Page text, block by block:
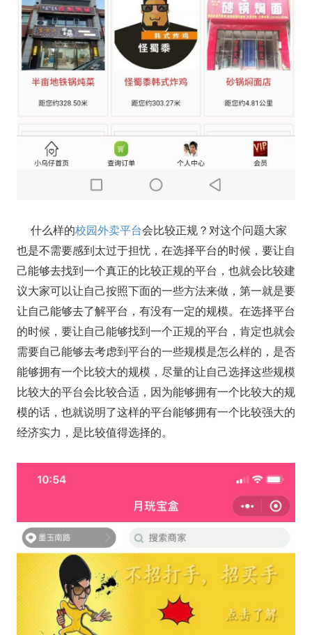
什么样的校园外卖平台会比较正规？对这个问题大家
也是不需要感到太过于担忧，在选择平台的时候，要让自
己能够去找到一个真正的比较正规的平台，也就会比较建
议大家可以让自己按照下面的一些方法来做，第一就是要
让自己能够去了解平台，有没有一定的规模。在选择平台
的时候，要让自己能够找到一个正规的平台，肯定也就会
需要自己能够去考虑到平台的一些规模是怎么样的，是否
能够拥有一个比较大的规模，尽量的让自己选择这些规模
比较大的平台会比较合适，因为能够拥有一个比较大的规
模的话，也就说明了这样的平台能够拥有一个比较强大的
经济实力，是比较值得选择的。